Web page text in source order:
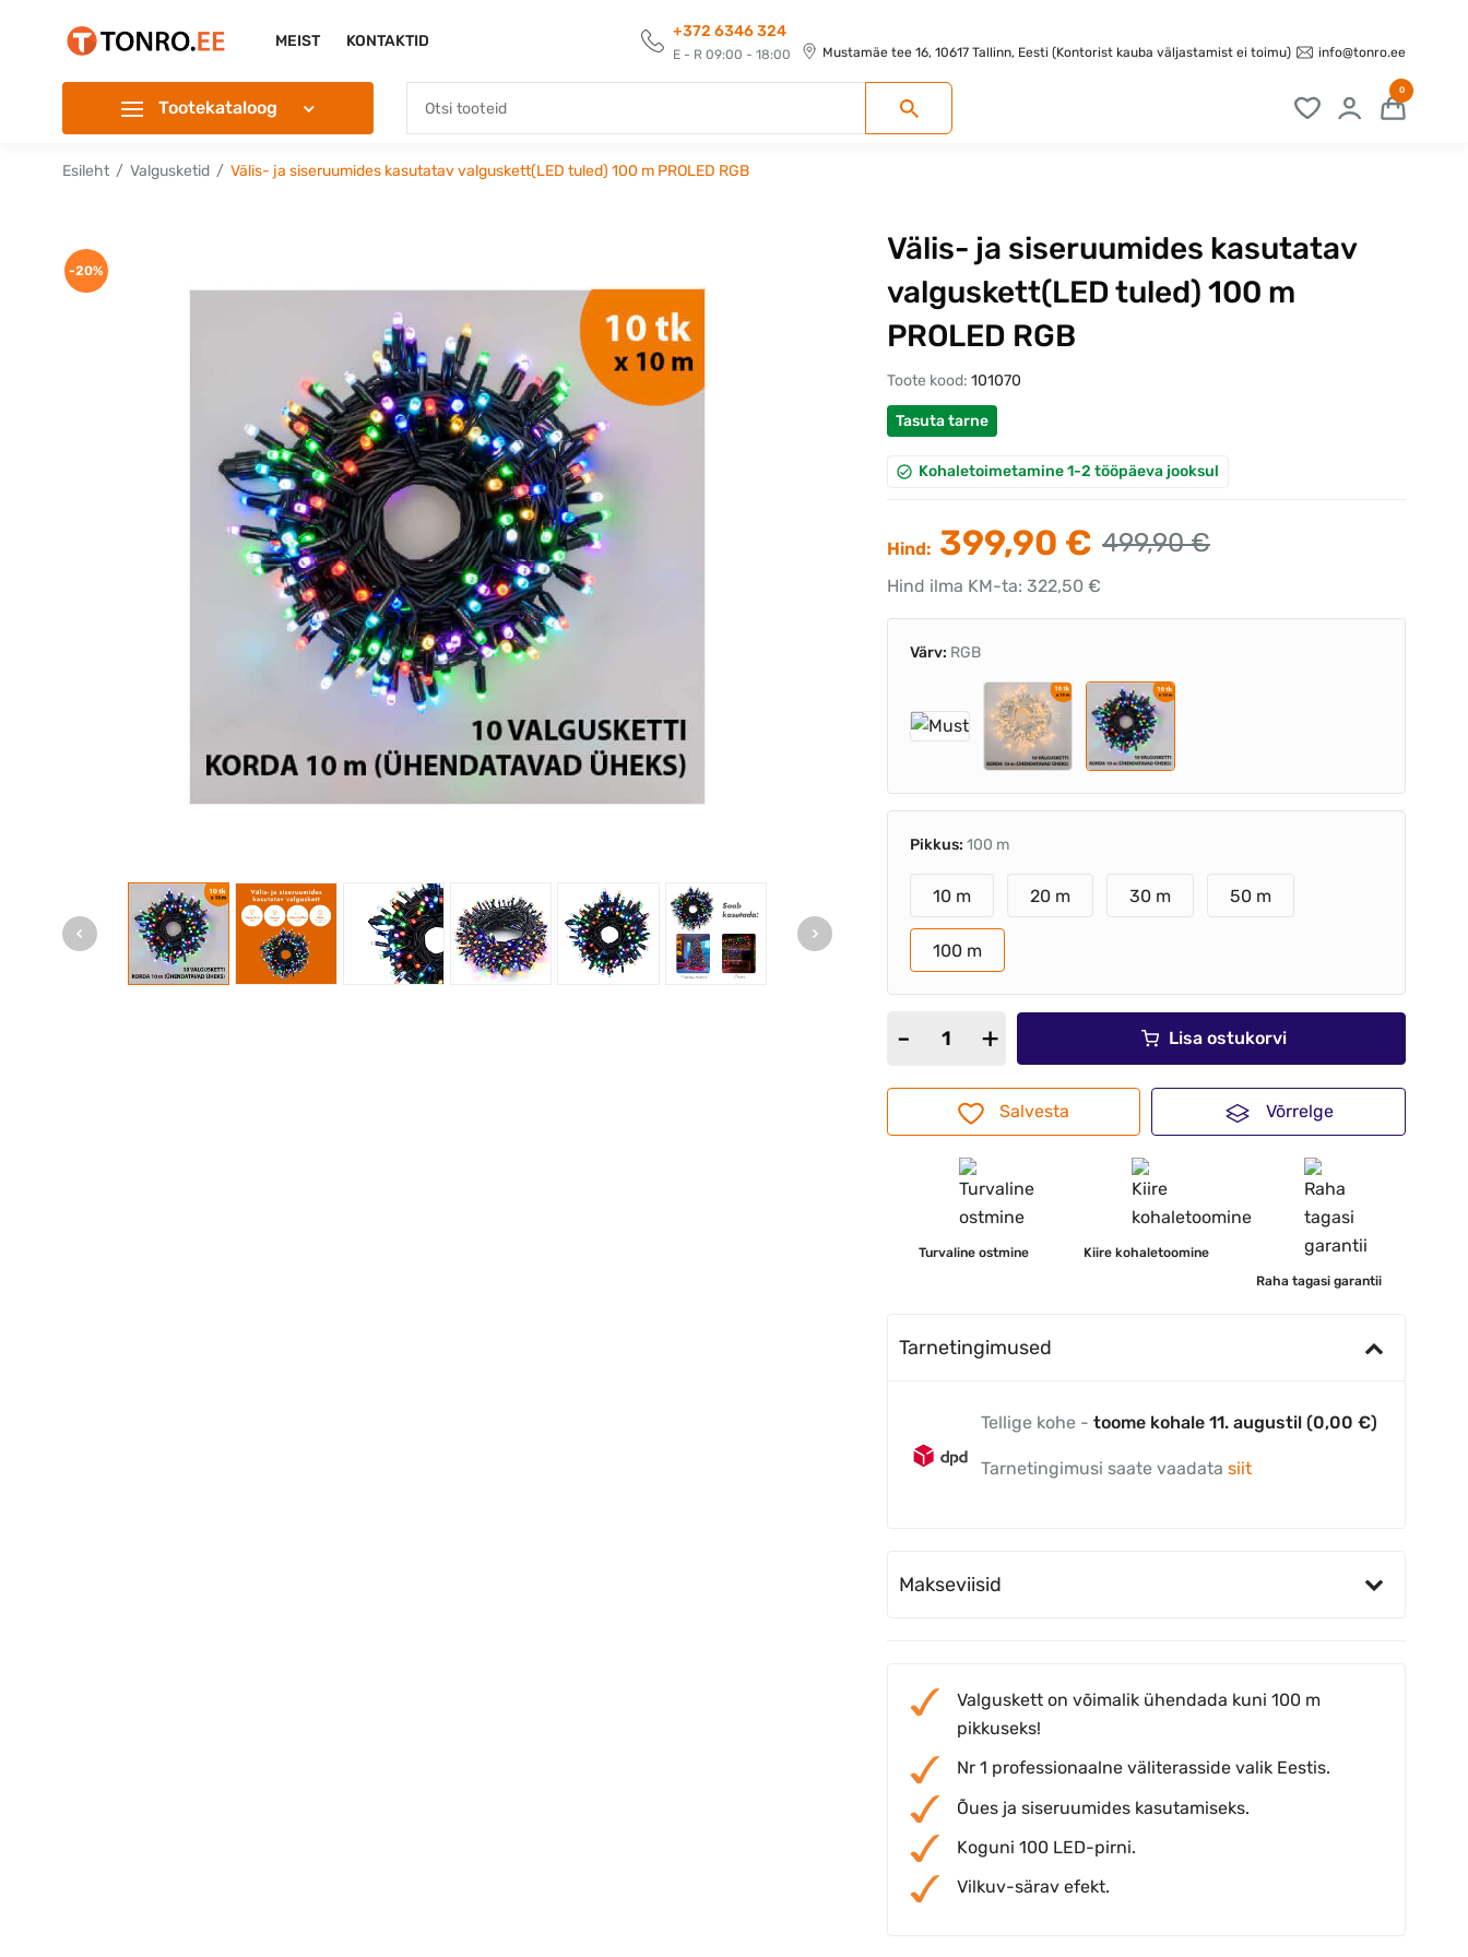
MEIST KONTAKTID
+372 6346 324
E - R 09:00 - 18:00 Mustamäe tee 16, 10617 Tallinn, Eesti (Kontorist kauba väljastamist ei toimu) info@tonro.ee
Tootekataloog
0
Esileht Valgusketid Välis- ja siseruumides kasutatav valguskett(LED tuled) 100 m PROLED RGB
-20%
Välis- ja siseruumides kasutatav
valguskett(LED tuled) 100 m
PROLED RGB
Toote kood: 101070
Tasuta tarne
Kohaletoimetamine 1-2 tööpäeva jooksul
Hind: 399,90 € 499,90 €
Hind ilma KM-ta: 322,50 €
Värv: RGB
Pikkus: 100 m
10 m 20 m 30 m 50 m
100 m
Lisa ostukorvi
Salvesta Võrrelge
Turvaline ostmine
Kiire kohaletoomine
Raha tagasi garantii
Tarnetingimused
Tellige kohe -toome kohale 11. augustil (0,00 €)
Tarnetingimusi saate vaadatasiit
Makseviisid
Valguskett on võimalik ühendada kuni 100 m
pikkuseks!
Nr 1 professionaalne väliterasside valik Eestis.
Õues ja siseruumides kasutamiseks.
Koguni 100 LED-pirni.
Vilkuv-särav efekt.